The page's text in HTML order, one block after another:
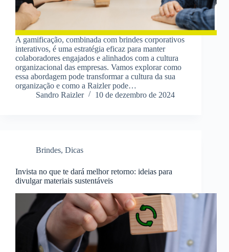
A gamificação, combinada com brindes corporativos
interativos, é uma estratégia eficaz para manter
colaboradores engajados e alinhados com a cultura
organizacional das empresas. Vamos explorar como
essa abordagem pode transformar a cultura da sua
organização e como a Raizler pode…
Sandro Raizler
10 de dezembro de 2024
Brindes, Dicas
Invista no que te dará melhor retorno: ideias para
divulgar materiais sustentáveis